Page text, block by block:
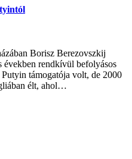
Borisz Berezovszkij
években rendkívül befolyásos
támogatója volt, de 2000
élt, ahol…